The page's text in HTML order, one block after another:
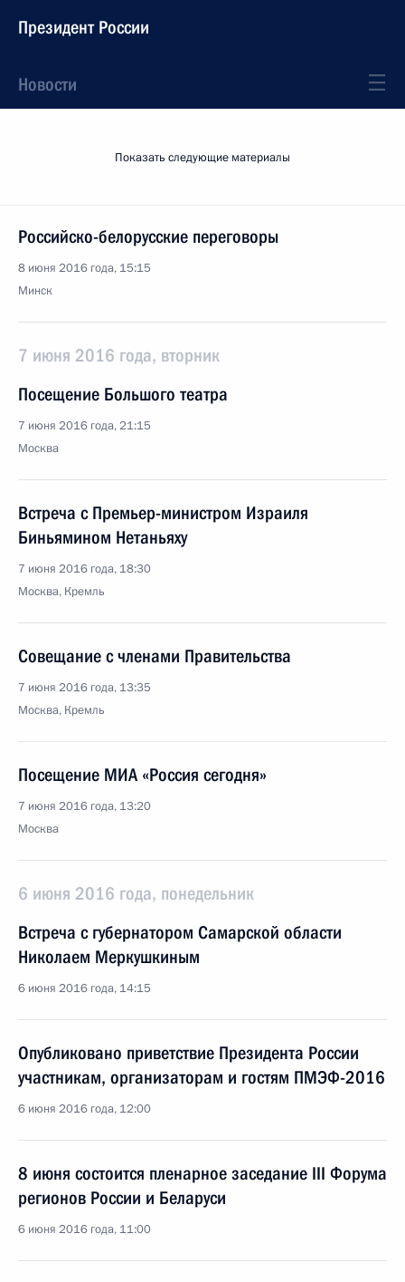
Президент России
Новости
Показать следующие материалы
Российско-белорусские переговоры
8 июня 2016 года, 15:15
Минск
7 июня 2016 года, вторник
Посещение Большого театра
7 июня 2016 года, 21:15
Москва
Встреча с Премьер-министром Израиля
Биньямином Нетаньяху
7 июня 2016 года, 18:30
Москва, Кремль
Совещание с членами Правительства
7 июня 2016 года, 13:35
Москва, Кремль
Посещение МИА «Россия сегодня»
7 июня 2016 года, 13:20
Москва
6 июня 2016 года, понедельник
Встреча с губернатором Самарской области
Николаем Меркушкиным
6 июня 2016 года, 14:15
Опубликовано приветствие Президента России
участникам, организаторам и гостям ПМЭФ-2016
6 июня 2016 года, 12:00
8 июня состоится пленарное заседание III Форума
регионов России и Беларуси
6 июня 2016 года, 11:00